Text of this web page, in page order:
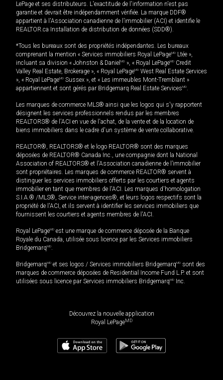
LePage et ses distributeurs. L'exactitude de l'information n'est pas
garantie et devrait être indépendamment vérifiée. La marque DDF®
appartient à l'Association canadienne de l’immobilier (ACI) et identifie le
REALTOR.ca Installation de distribution de données (SDD®).
*Tous les bureaux sont des propriétés indépendantes. Les bureaux
comprenant la mention « Services immobiliers Royal LePageMD Ltée »,
incluant sa division « Johnston & Daniel MD », « Royal LePageMD Credit
Valley Real Estate, Brokerage », « Royal LePageMD West Real Estate Services
», « Royal LePageMD Sussex », et « Les immeubles Mont-Tremblant »
appartiennent et sont gérés par Bridgemarq Real Estate ServicesMD.
Les marques de commerce MLS® ainsi que les logos qui s'y rapportent
désignent les services professionnels rendus par les membres
REALTORS® de l'ACI en vue de l'achat, de la vente et de la location de
biens immobiliers dans le cadre d'un système de vente collaborative.
REALTOR®, REALTORS® et le logo REALTOR® sont des marques
déposées de REALTOR® Canada Inc., une compagnie dont la National
Association of REALTORS® et l'Association canadienne de l’immobilier
sont propriétaires. Les marques de commerce REALTOR® servent à
distinguer les services immobiliers offerts par les courtiers et agents
immobilier en tant que membres de l'ACI. Les marques d'homologation
S.I.A.® /MLS®, Service inter-agences®, et leurs logos respectifs sont la
propriété de l'ACI, et ils servent à identifier les services immobiliers que
fournissent les courtiers et agents membres de l'ACI.
Royal LePageMD est une marque de commerce déposée de la Banque
Royale du Canada, utilisée sous licence par les Services immobiliers
BridgemarqMD.
BridgemarqMD et ses logos / Services immobiliers BridgemarqMD sont des
marques de commerce déposées de Residential Income Fund L.P. et sont
utilisées sous licence par Services immobiliers BridgemarqMD Inc.
Découvrez la nouvelle application
Royal LePageMD